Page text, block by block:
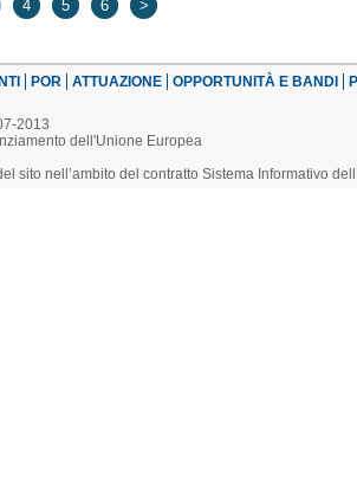
4 5 6 >
POR ATTUAZIONE OPPORTUNITÀ E BANDI
2013
dell'Unione Europea
sito nell’ambito del contratto Sistema Informativo